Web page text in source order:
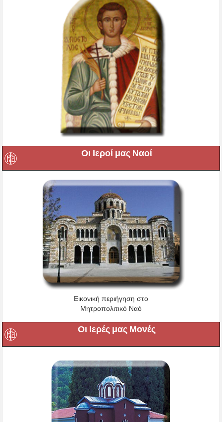
Οι Ιεροί μας Ναοί
Εικονική περιήγηση στο
Μητροπολιτικό Ναό
Οι Ιερές μας Μονές